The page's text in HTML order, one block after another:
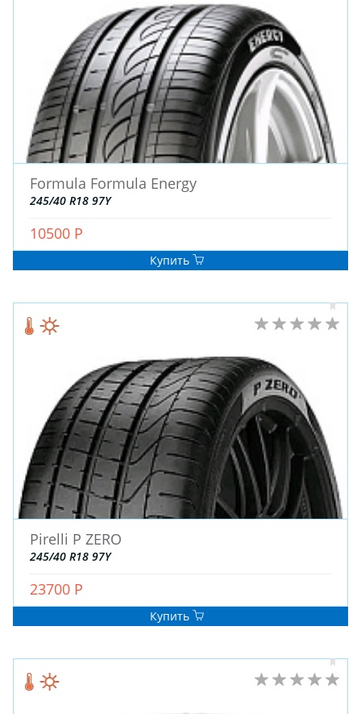
ЗИМНИЕ
ЛЕТНИЕ
ДЛЯ СПЕЦТЕХНИКИ
ДЛЯ ГРУЗОВЫХ АВТО
ДЛЯ ГРУЗОВЫХ АВТО
ДЛЯ ЛЕГКОВЫХ АВТО
ШИНЫ
ДИСКИ
Formula Formula Energy
245/40 R18 97Y
10500 Р
Купить
Pirelli P ZERO
245/40 R18 97Y
23700 Р
Купить